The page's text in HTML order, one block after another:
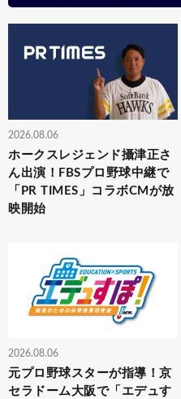
2026.08.06
ホークスレジェンド攝津正さ
ん出演！FBSプロ野球中継で
「PR TIMES」コラボCMが放
映開始
2026.08.06
元プロ野球スターが指導！京
セラドーム大阪で「エデュす